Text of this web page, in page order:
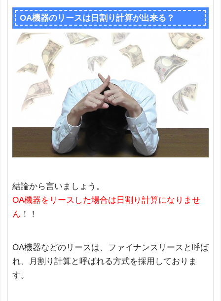
OA機器のリースは日割り計算が出来る？
結論から言いましょう。
OA機器をリースした場合は日割り計算になりませ
ん ！！
OA機器などのリースは、ファイナンスリースと呼ば
れ、月割り計算と呼ばれる方式を採用しておりま
す。